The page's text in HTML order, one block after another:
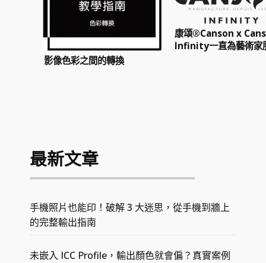
影像色彩之間的轉換
康頌®Canson x
Infinity一直為藝術家
最新文章
手機照片也能印！破解 3 大迷思，從手機到牆上
的完整輸出指南
未嵌入 ICC Profile，輸出顏色就會偏？真實案例